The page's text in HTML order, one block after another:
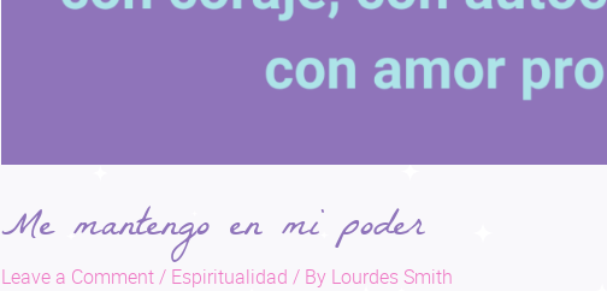
Me mantengo en mi poder
Leave a Comment/ Espiritualidad / By Lourdes Smith